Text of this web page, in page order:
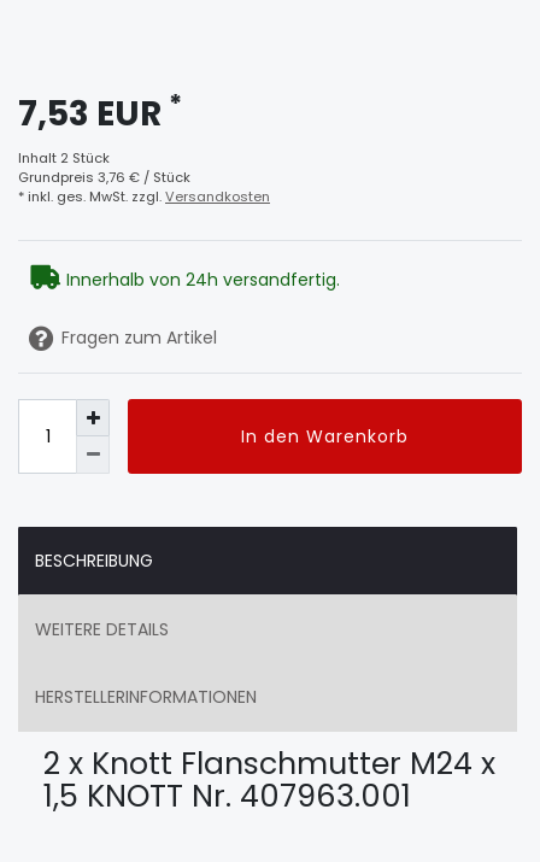
7,53 EUR *
Inhalt 2 Stück
Grundpreis 3,76 € / Stück
* inkl. ges. MwSt. zzgl.Versandkosten
Innerhalb von 24h versandfertig.
Fragen zum Artikel
In den Warenkorb
BESCHREIBUNG
WEITERE DETAILS
HERSTELLERINFORMATIONEN
2 x Knott Flanschmutter M24 x
1,5 KNOTT Nr. 407963.001